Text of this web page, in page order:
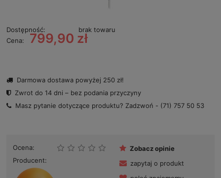
Dostępność:
brak towaru
Cena:
799,90 zł
Darmowa dostawa powyżej 250 zł!
Zwrot do 14 dni – bez podania przyczyny
Masz pytanie dotyczące produktu? Zadzwoń - (71) 757 50 53
Ocena:
Producent:
Zobacz opinie
zapytaj o produkt